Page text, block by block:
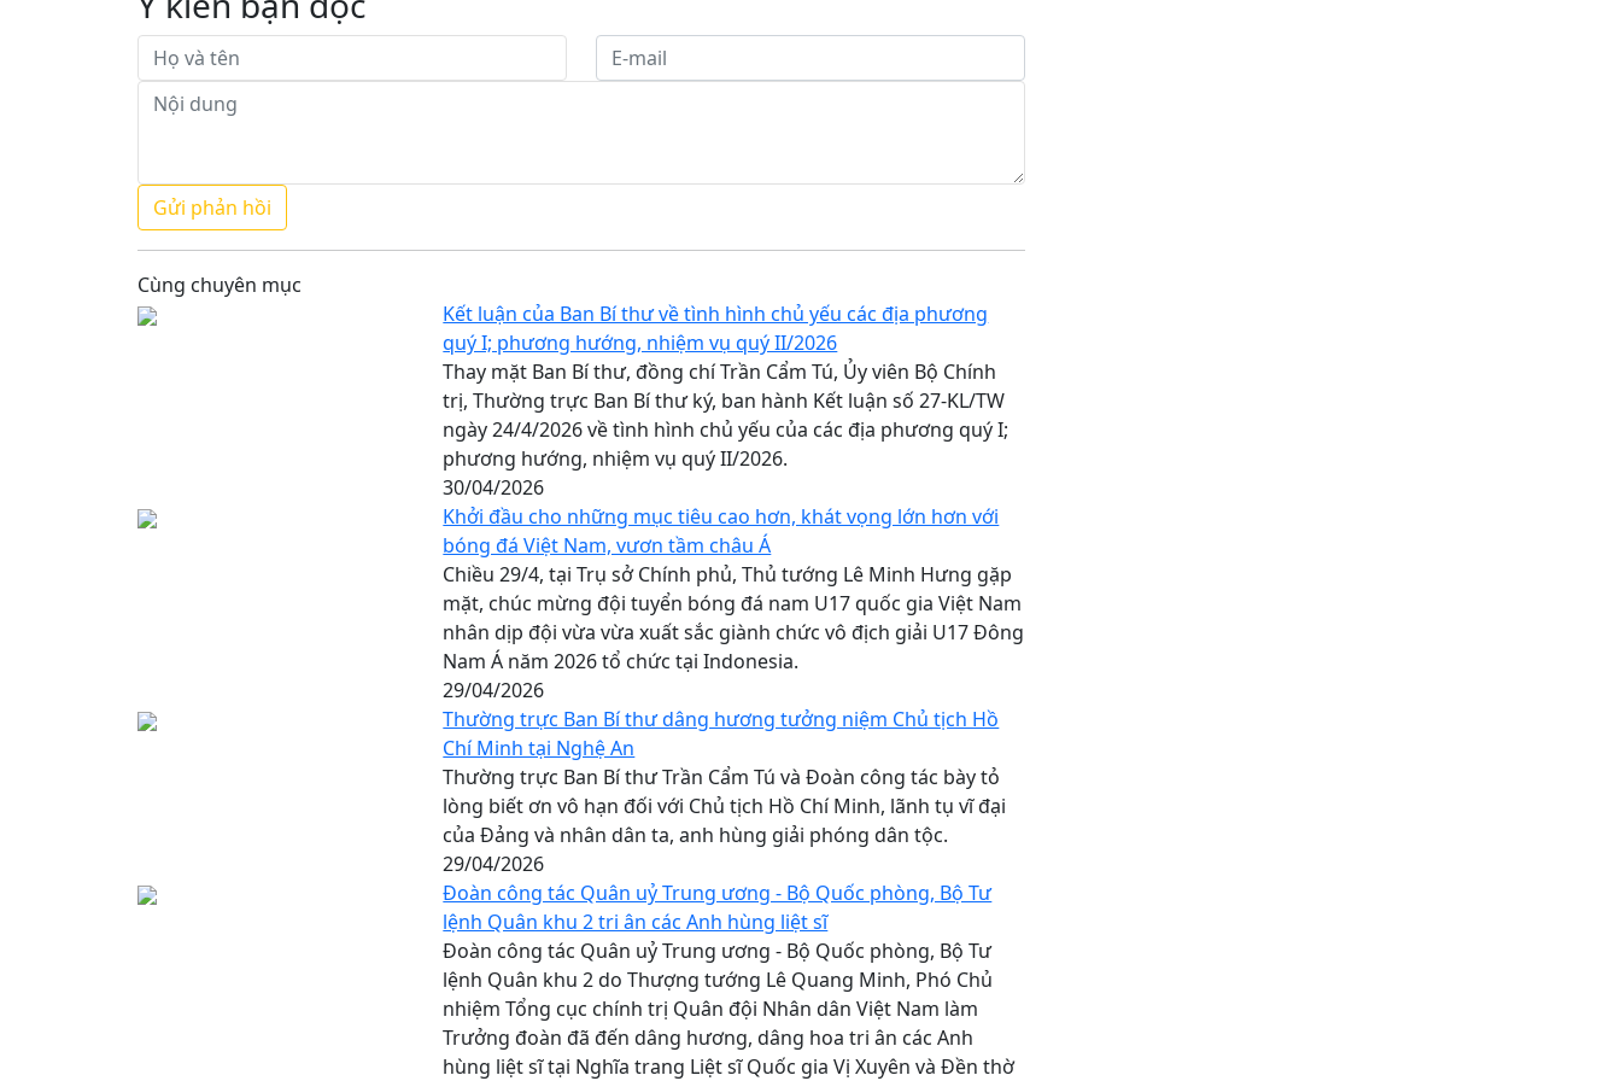
Cùng chuyên mục
Kết luận của Ban Bí thư về tình hình chủ yếu các địa phương
quý I; phương hướng, nhiệm vụ quý II/2026
Thay mặt Ban Bí thư, đồng chí Trần Cẩm Tú, Ủy viên Bộ Chính
trị, Thường trực Ban Bí thư ký, ban hành Kết luận số 27-KL/TW
ngày 24/4/2026 về tình hình chủ yếu của các địa phương quý I;
phương hướng, nhiệm vụ quý II/2026.
30/04/2026
Khởi đầu cho những mục tiêu cao hơn, khát vọng lớn hơn với
bóng đá Việt Nam, vươn tầm châu Á
Chiều 29/4, tại Trụ sở Chính phủ, Thủ tướng Lê Minh Hưng gặp
mặt, chúc mừng đội tuyển bóng đá nam U17 quốc gia Việt Nam
nhân dịp đội vừa vừa xuất sắc giành chức vô địch giải U17 Đông
Nam Á năm 2026 tổ chức tại Indonesia.
29/04/2026
Thường trực Ban Bí thư dâng hương tưởng niệm Chủ tịch Hồ
Chí Minh tại Nghệ An
Thường trực Ban Bí thư Trần Cẩm Tú và Đoàn công tác bày tỏ
lòng biết ơn vô hạn đối với Chủ tịch Hồ Chí Minh, lãnh tụ vĩ đại
của Đảng và nhân dân ta, anh hùng giải phóng dân tộc.
29/04/2026
Đoàn công tác Quân uỷ Trung ương - Bộ Quốc phòng, Bộ Tư
lệnh Quân khu 2 tri ân các Anh hùng liệt sĩ
Đoàn công tác Quân uỷ Trung ương - Bộ Quốc phòng, Bộ Tư
lệnh Quân khu 2 do Thượng tướng Lê Quang Minh, Phó Chủ
nhiệm Tổng cục chính trị Quân đội Nhân dân Việt Nam làm
Trưởng đoàn đã đến dâng hương, dâng hoa tri ân các Anh
hùng liệt sĩ tại Nghĩa trang Liệt sĩ Quốc gia Vị Xuyên và Đền thờ